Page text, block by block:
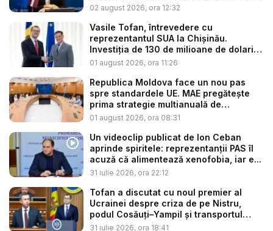
02 august 2026, ora 12:32
Vasile Tofan, întrevedere cu
reprezentantul SUA la Chișinău.
Investiția de 130 de milioane de dolari
p...
01 august 2026, ora 11:26
Republica Moldova face un nou pas
spre standardele UE. MAE pregătește
prima strategie multianuală de
coopera...
01 august 2026, ora 08:31
Un videoclip publicat de Ion Ceban
aprinde spiritele: reprezentanții PAS îl
acuză că alimentează xenofobia, iar e...
31 iulie 2026, ora 22:12
Tofan a discutat cu noul premier al
Ucrainei despre criza de pe Nistru,
podul Cosăuți–Yampil și transportul
cer...
31 iulie 2026, ora 18:41